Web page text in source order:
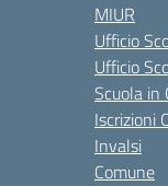
MIUR
Ufficio
Ufficio
Scuola in
Iscrizioni
Invalsi
Comune